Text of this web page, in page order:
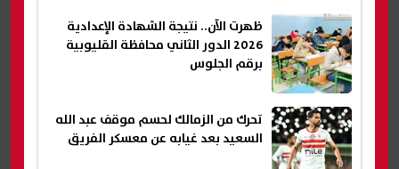
ظهرت الآن.. نتيجة الشهادة الإعدادية
2026 الدور الثاني محافظة القليوبية
برقم الجلوس
تحرك من الزمالك لحسم موقف عبد الله
السعيد بعد غيابه عن معسكر الفريق